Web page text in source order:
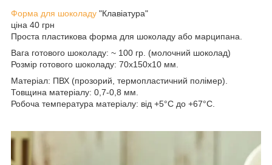
Форма для шоколаду "Клавіатура"
ціна 40 грн
Проста пластикова форма для шоколаду або марципана.
Вага готового шоколаду: ~ 100 гр. (молочний шоколад)
Розмір готового шоколаду: 70х150х10 мм.
Матеріал: ПВХ (прозорий, термопластичний полімер).
Товщина матеріалу: 0,7-0,8 мм.
Робоча температура матеріалу: від +5°C до +67°C.